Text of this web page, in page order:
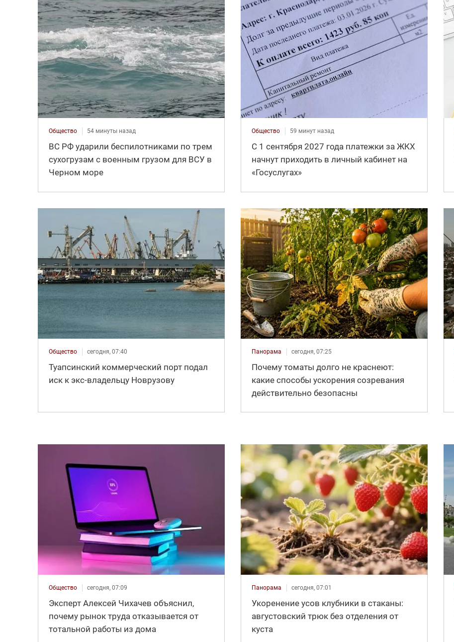
Общество 54 минуты назад
ВС РФ ударили беспилотниками по трем
сухогрузам с военным грузом для ВСУ в
Черном море
Общество 59 минут назад
С 1 сентября 2027 года платежки за ЖКХ
начнут приходить в личный кабинет на
«Госуслугах»
Общество сегодня, 07:40
Туапсинский коммерческий порт подал
иск к экс-владельцу Новрузову
Панорама сегодня, 07:25
Почему томаты долго не краснеют:
какие способы ускорения созревания
действительно безопасны
Общество сегодня, 07:09
Эксперт Алексей Чихачев объяснил,
почему рынок труда отказывается от
тотальной работы из дома
Панорама сегодня, 07:01
Укоренение усов клубники в стаканы:
августовский трюк без отделения от
куста